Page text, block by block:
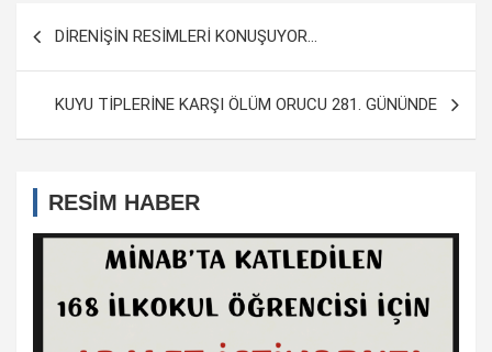
Yazı
dolaşımı
DİRENİŞİN RESİMLERİ KONUŞUYOR…
KUYU TİPLERİNE KARŞI ÖLÜM ORUCU 281. GÜNÜNDE
RESİM HABER